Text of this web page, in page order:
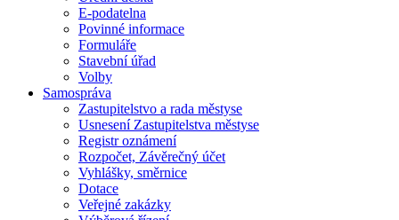
E-podatelna
Povinné informace
Formuláře
Stavební úřad
Volby
Samospráva
Zastupitelstvo a rada městyse
Usnesení Zastupitelstva městyse
Registr oznámení
Rozpočet, Závěrečný účet
Vyhlášky, směrnice
Dotace
Veřejné zakázky